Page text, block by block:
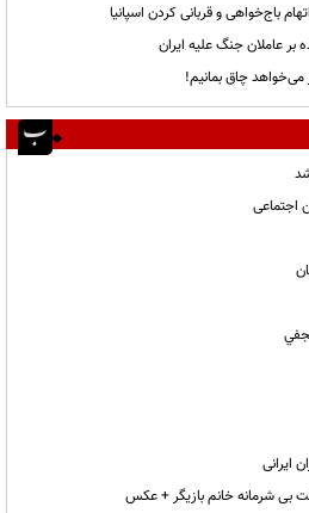
باج‌خواهی و قربانی کردن اسپانیا
بر عاملان جنگ علیه ایران
چاق بمانیم!
اجتماعی
بی شرمانه خانم بازیگر + عکس